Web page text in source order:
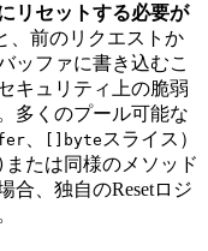
リセットする必要が
、前のリクエストか
ッファに書き込むこ
キュリティ上の脆弱
多くのプール可能な
[]byte スライス）
または同様のメソッド
合、独自のResetロジ